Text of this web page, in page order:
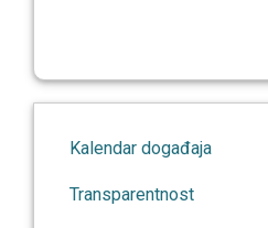
Kalendar događaja
Transparentnost